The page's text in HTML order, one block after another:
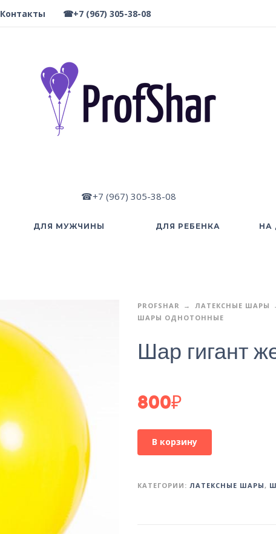
Контакты ☎+7 (967) 305-38-08
☎+7 (967) 305-38-08
ДЛЯ МУЖЧИНЫ ДЛЯ РЕБЕНКА НА
PROFSHAR
ЛАТЕКСНЫЕ ШАРЫ
ШАРЫ ОДНОТОННЫЕ
Шар гигант
800₽
В корзину
КАТЕГОРИИ: ЛАТЕКСНЫЕ ШАРЫ,